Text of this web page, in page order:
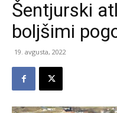
Šentjurski
boljšimi
19. avgusta, 2022